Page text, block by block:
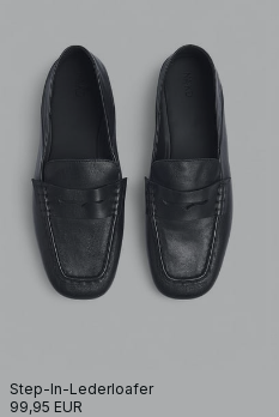
Step-In-Lederloafer
99,95 EUR